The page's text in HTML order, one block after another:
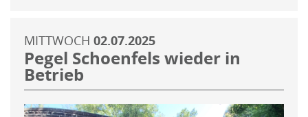
MITTWOCH 02.07.2025
Pegel Schoenfels wieder in
Betrieb